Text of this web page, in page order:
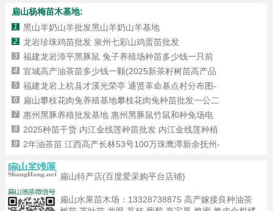
扁山杨梅苗木基地:
1 黑山羊奶山羊批发黑山羊奶山羊基地
2 龙岩珍珠鸡苗批发 泉州七彩山鸡蛋苗批发
3 福建龙岩漳平黑豚鼠 兔子养殖场种苗多少钱一只前
4 宣城高产油茶苗多少钱一颗(2025新茶籽树苗高产品
5 福建龙岩上杭县才溪光荣亭 通贤革命基点村分布图-
6 扁山攀枝花肉兔养殖基地攀枝花肉兔种苗批发一公二
7 惠州黑豚养殖批发基地 惠州黑豚鼠竹鼠和种兔场电
8 2025种苗干货 内江金线莲种苗批发 内江金线莲种植
9 2年油茶苗 江西高产长林53号100万珠鹰潭新余抚州-
扁山特产店(百度爱采购平台店铺)
扁山水果苗木场： 13328738875 高产嫁接良种油茶